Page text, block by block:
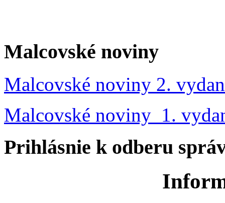
Malcovské noviny
Malcovské noviny 2.
Malcovské noviny 1.
Prihlásnie k odberu